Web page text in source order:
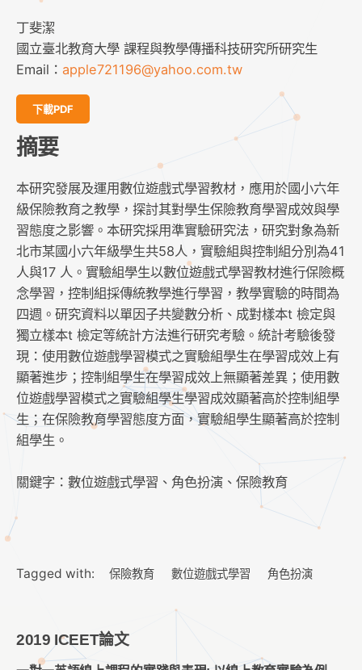
丁斐潔
國立臺北教育大學 課程與教學傳播科技研究所研究生
Email： apple721196@yahoo.com.tw
下載PDF
摘要
本研究發展及運用數位遊戲式學習教材，應用於國小六年
級保險教育之教學，探討其對學生保險教育學習成效與學
習態度之影響。本研究採用準實驗研究法，研究對象為新
北市某國小六年級學生共58人，實驗組與控制組分別為41
人與17 人。實驗組學生以數位遊戲式學習教材進行保險概
念學習，控制組採傳統教學進行學習，教學實驗的時間為
四週。研究資料以單因子共變數分析、成對樣本t 檢定與
獨立樣本t 檢定等統計方法進行研究考驗。統計考驗後發
現：使用數位遊戲學習模式之實驗組學生在學習成效上有
顯著進步；控制組學生在學習成效上無顯著差異；使用數
位遊戲學習模式之實驗組學生學習成效顯著高於控制組學
生；在保險教育學習態度方面，實驗組學生顯著高於控制
組學生。
關鍵字：數位遊戲式學習、角色扮演、保險教育
Tagged with: 保險教育 數位遊戲式學習 角色扮演
2019 ICEET論文